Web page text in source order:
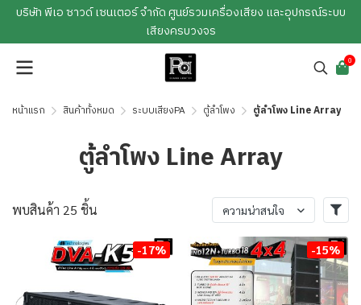
บริษัท พีเอ ซาวด์ เซนเตอร์ จำกัด ศูนย์รวมเครื่องเสียง และอุปกรณ์ระบบ
เสียงครบวงจร
0
หน้าแรก สินค้าทั้งหมด ระบบเสียงPA ตู้ลำโพง ตู้ลำโพง Line Array
ตู้ลำโพง Line Array
พบสินค้า 25 ชิ้น ความน่าสนใจ
-17% -15%